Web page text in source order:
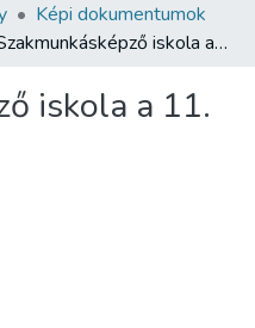
Képi dokumentumok
[Szakmunkásképző iskola a 11. kerületben]
iskola a 11.